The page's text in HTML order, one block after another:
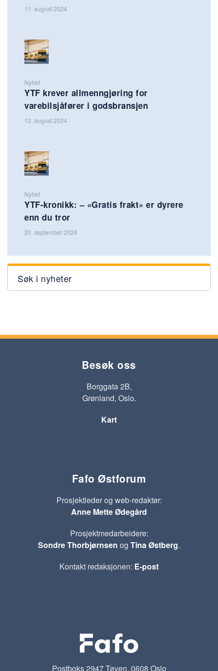
11. august 2024
Nyhet
YTF krever allmenngjøring for
varebilsjåfører i godsbransjen
12. august 2024
Nyhet
YTF-kronikk: – «Gratis frakt» er dyrere
enn du tror
20. september 2024
Søk i nyheter
Besøk oss
Borggata 2B,
Grønland, Oslo.
Kart
Fafo Østforum
Prosjektleder og web-redaktør:
Anne Mette Ødegård
Prosjektmedarbeidere:
Sondre Thorbjørnsen og Tina Østberg.
Kontakt redaksjonen: E-post
Postboks 2947 Tøyen, 0608 Oslo